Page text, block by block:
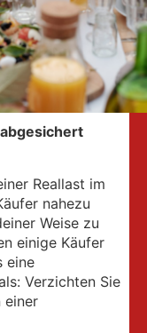
Reallast im
nahezu
Weise zu
einige Käufer
eine
Verzichten Sie
einer